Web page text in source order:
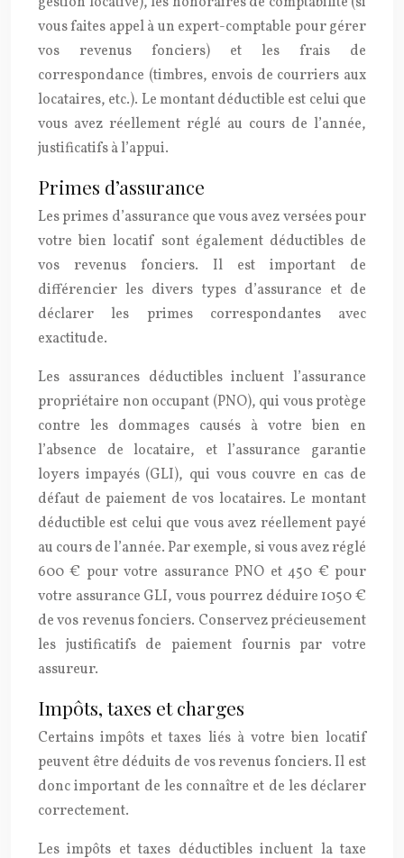
vous faites appel à un expert-comptable pour gérer
vos revenus fonciers) et les frais de
correspondance (timbres, envois de courriers aux
locataires, etc.). Le montant déductible est celui que
vous avez réellement réglé au cours de l’année,
justificatifs à l’appui.
Primes d’assurance
Les primes d’assurance que vous avez versées pour
votre bien locatif sont également déductibles de
vos revenus fonciers. Il est important de
différencier les divers types d’assurance et de
déclarer les primes correspondantes avec
exactitude.
Les assurances déductibles incluent l’assurance
propriétaire non occupant (PNO), qui vous protège
contre les dommages causés à votre bien en
l’absence de locataire, et l’assurance garantie
loyers impayés (GLI), qui vous couvre en cas de
défaut de paiement de vos locataires. Le montant
déductible est celui que vous avez réellement payé
au cours de l’année. Par exemple, si vous avez réglé
600 € pour votre assurance PNO et 450 € pour
votre assurance GLI, vous pourrez déduire 1050 €
de vos revenus fonciers. Conservez précieusement
les justificatifs de paiement fournis par votre
assureur.
Impôts, taxes et charges
Certains impôts et taxes liés à votre bien locatif
peuvent être déduits de vos revenus fonciers. Il est
donc important de les connaître et de les déclarer
correctement.
Les impôts et taxes déductibles incluent la taxe